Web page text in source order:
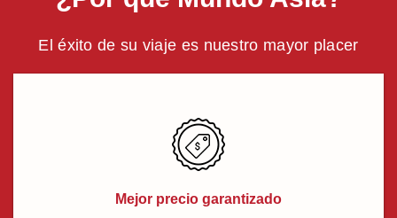
El éxito de su viaje es nuestro mayor placer
Mejor precio garantizado